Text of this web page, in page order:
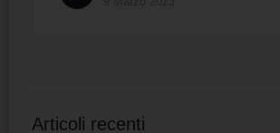
Articoli recenti